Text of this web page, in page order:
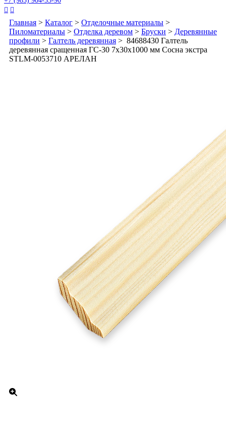
 
Главная > Каталог > Отделочные материалы >
Пиломатериалы > Отделка деревом > Бруски > Деревянные
профили > Галтель деревянная > 84688430 Галтель
деревянная сращенная ГС-30 7х30х1000 мм Сосна экстра
STLM-0053710 АРЕЛАН